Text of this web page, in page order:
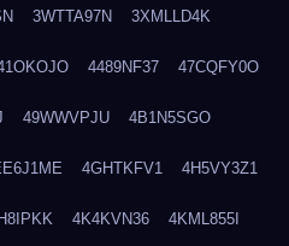
3WTTA97N 3XMLLD4K
4489NF37 47CQFY0O
49WWVPJU 4B1N5SGO
4GHTKFV1 4H5VY3Z1
4K4KVN36 4KML855I